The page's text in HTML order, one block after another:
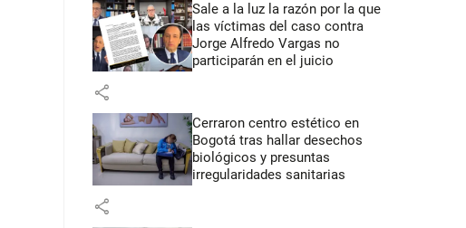
Sale a la luz la razón por la que
las víctimas del caso contra
Jorge Alfredo Vargas no
participarán en el juicio
share
Cerraron centro estético en
Bogotá tras hallar desechos
biológicos y presuntas
irregularidades sanitarias
share